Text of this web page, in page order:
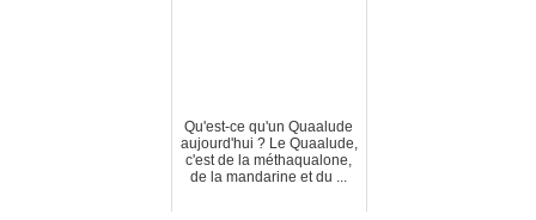
Qu'est-ce qu'un Quaalude
aujourd'hui ? Le Quaalude,
c'est de la méthaqualone,
de la mandarine et du ...